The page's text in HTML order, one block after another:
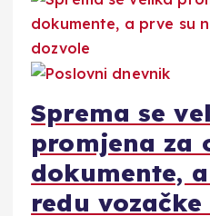
Sprema se
promjena za
dokumente,
redu